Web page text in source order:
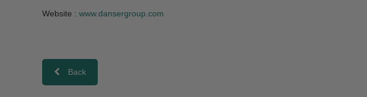
Website : www.dansergroup.com
Back